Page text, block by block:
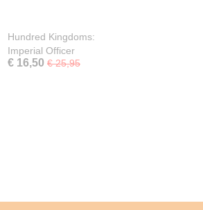
Hundred Kingdoms:
Imperial Officer
€ 16,50 € 25,95